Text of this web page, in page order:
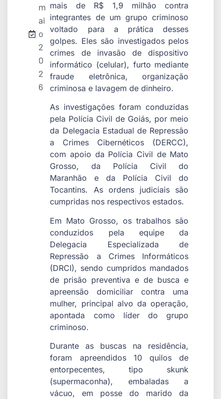
m
ai
o
2
0
2
6
mais de R$ 1,9 milhão contra
integrantes de um grupo criminoso
voltado para a prática desses
golpes. Eles são investigados pelos
crimes de invasão de dispositivo
informático (celular), furto mediante
fraude eletrônica, organização
criminosa e lavagem de dinheiro.
As investigações foram conduzidas
pela Polícia Civil de Goiás, por meio
da Delegacia Estadual de Repressão
a Crimes Cibernéticos (DERCC),
com apoio da Polícia Civil de Mato
Grosso, da Polícia Civil do
Maranhão e da Polícia Civil do
Tocantins. As ordens judiciais são
cumpridas nos respectivos estados.
Em Mato Grosso, os trabalhos são
conduzidos pela equipe da
Delegacia Especializada de
Repressão a Crimes Informáticos
(DRCI), sendo cumpridos mandados
de prisão preventiva e de busca e
apreensão domiciliar contra uma
mulher, principal alvo da operação,
apontada como líder do grupo
criminoso.
Durante as buscas na residência,
foram apreendidos 10 quilos de
entorpecentes, tipo skunk
(supermaconha), embaladas a
vácuo, em posse do marido da